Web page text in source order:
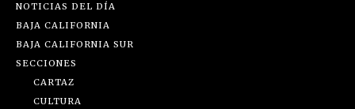
NOTICIAS DEL DÍA
BAJA CALIFORNIA
BAJA CALIFORNIA SUR
SECCIONES
CARTAZ
CULTURA